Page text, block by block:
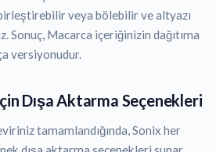
veya bölebilir ve altyazı
Macarca içeriğinizin dağıtıma
versiyonudur.
Dışa Aktarma Seçenekleri
tamamlandığında, Sonix her